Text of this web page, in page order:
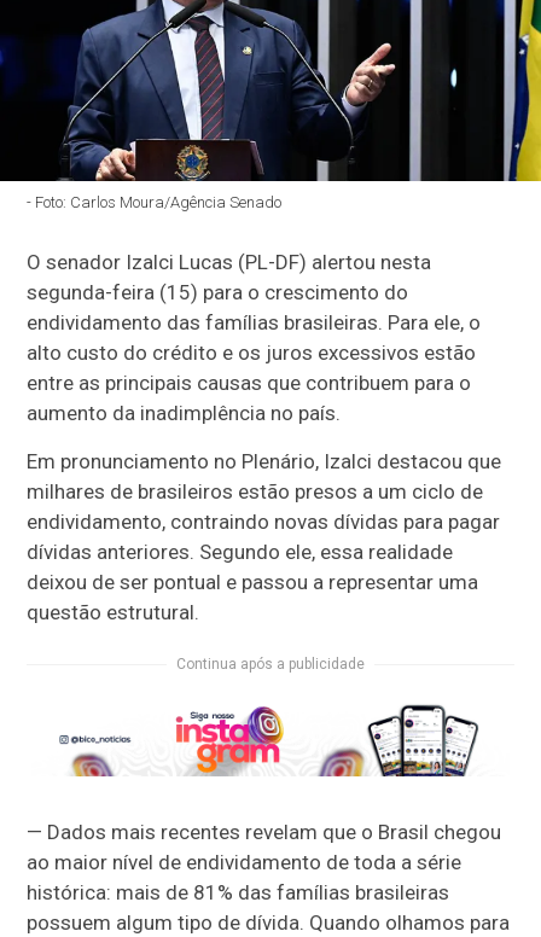
- Foto: Carlos Moura/Agência Senado
O senador Izalci Lucas (PL-DF) alertou nesta
segunda-feira (15) para o crescimento do
endividamento das famílias brasileiras. Para ele, o
alto custo do crédito e os juros excessivos estão
entre as principais causas que contribuem para o
aumento da inadimplência no país.
Em pronunciamento no Plenário, Izalci destacou que
milhares de brasileiros estão presos a um ciclo de
endividamento, contraindo novas dívidas para pagar
dívidas anteriores. Segundo ele, essa realidade
deixou de ser pontual e passou a representar uma
questão estrutural.
Continua após a publicidade
— Dados mais recentes revelam que o Brasil chegou
ao maior nível de endividamento de toda a série
histórica: mais de 81% das famílias brasileiras
possuem algum tipo de dívida. Quando olhamos para